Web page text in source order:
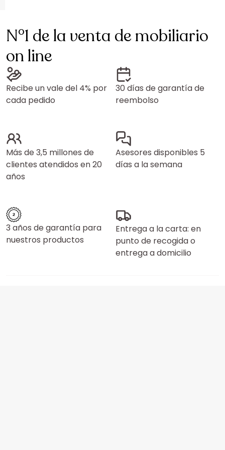
N°1 de la venta de mobiliario
on line
Recibe un vale del 4% por
cada pedido
30 días de garantía de
reembolso
Más de 3,5 millones de
clientes atendidos en 20
años
Asesores disponibles 5
días a la semana
3 años de garantía para
nuestros productos
Entrega a la carta: en
punto de recogida o
entrega a domicilio